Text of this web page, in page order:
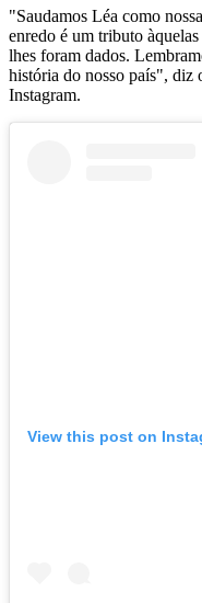
"Saudamos Léa como
enredo é um tributo
lhes foram dados.
história do nosso país", diz
Instagram.
View this post on